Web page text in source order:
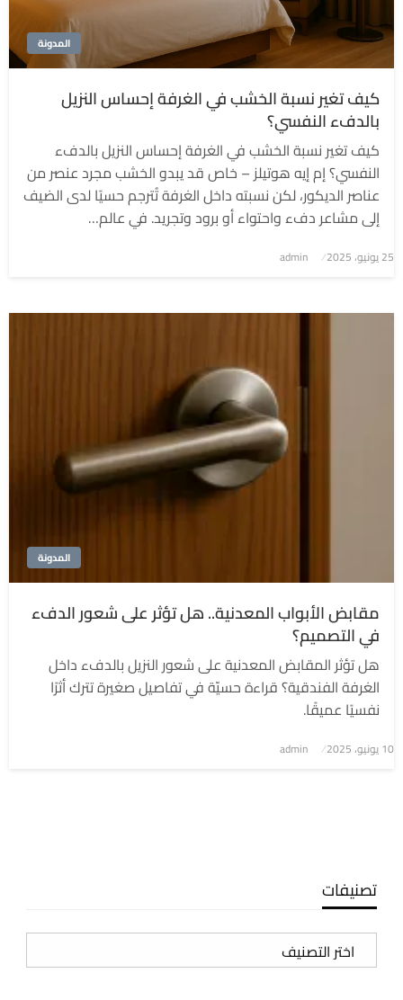
المدونة
كيف تغير نسبة الخشب في الغرفة إحساس النزيل
بالدفء النفسي؟
كيف تغير نسبة الخشب في الغرفة إحساس النزيل بالدفء
النفسي؟ إم إيه هوتيلز – خاص قد يبدو الخشب مجرد عنصر من
عناصر الديكور، لكن نسبته داخل الغرفة تُترجم حسيًا لدى الضيف
إلى مشاعر دفء واحتواء أو برود وتجريد. في عالم…
نُشر
25 يونيو، 2025 admin
المدونة
مقابض الأبواب المعدنية.. هل تؤثر على شعور الدفء
في التصميم؟
هل تؤثر المقابض المعدنية على شعور النزيل بالدفء داخل
الغرفة الفندقية؟ قراءة حسيّة في تفاصيل صغيرة تترك أثرًا
نفسيًا عميقًا.
نُشر
10 يونيو، 2025 admin
تصنيفات
تصنيفات